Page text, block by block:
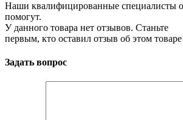
Наши квалифицированные специалисты
помогут.
У данного товара нет отзывов. Станьте
первым, кто оставил отзыв об этом
Задать вопрос